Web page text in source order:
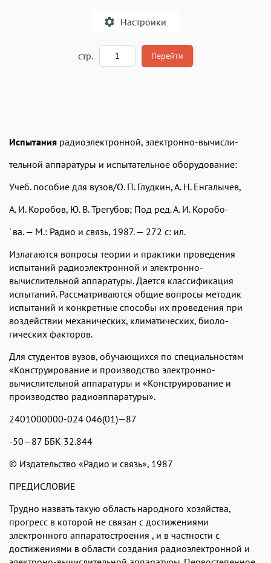
Настроики
Аа
Roboto
Аа
Garamond
Аа
Fira Sans
Аа
Аа Аа Аа
Аа
Helvetica Neue
Аа
Arial Аа
Georgia Times New Roman
Аа
Courier
Аа
Courier New
Аа
Menlo
Аа
SF Mono
стр. Перейти
Испытания радиоэлектронной, электронно-вычисли-
тельной аппаратуры и испытательное оборудование:
Учеб. пособие для вузов/О. П. Глудкин, А. Н. Енгалычев,
А. И. Коробов, Ю. В. Трегубов; Под ред. А. И. Коробо-
' ва. — М.: Радио и связь, 1987. — 272 с: ил.
Излагаются вопросы теории и практики проведения
испытаний радио­электронной и электронно-
вычислительной аппаратуры. Дается классификация
испытаний. Рассматриваются общие вопросы методик
испытаний и конкретные способы их проведения при
воздействии механических, климатических, биоло­
гических факторов.
Для студентов вузов, обучающихся по специальностям
«Конструирование и производство электронно-
вычислительной аппаратуры и «Конструирование и
производство радиоаппаратуры».
2401000000-024 046(01)—87
-50—87 ББК 32.844
© Издательство «Радио и связь», 1987
ПРЕДИСЛОВИЕ
Трудно назвать такую область народного хозяйства,
прогресс в которой не связан с достижениями
электронного аппаратостроения , и в частности с
достижениями в области создания радиоэлек­тронной и